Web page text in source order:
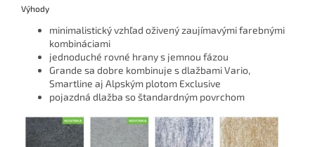
Výhody
minimalistický vzhľad oživený zaujímavými farebnými
kombináciami
jednoduché rovné hrany s jemnou fázou
Grande sa dobre kombinuje s dlažbami Vario,
Smartline aj Alpským plotom Exclusive
pojazdná dlažba so štandardným povrchom